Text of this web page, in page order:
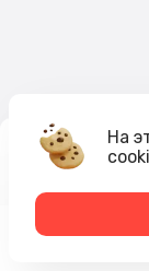
589₽
На